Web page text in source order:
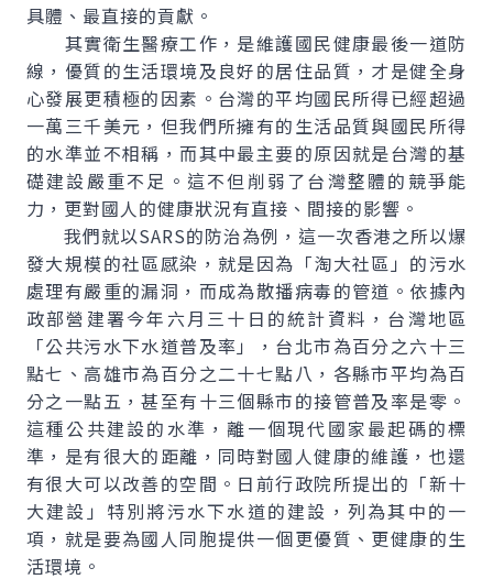
具體、最直接的貢獻。
其實衛生醫療工作，是維護國民健康最後一道防
線，優質的生活環境及良好的居住品質，才是健全身
心發展更積極的因素。台灣的平均國民所得已經超過
一萬三千美元，但我們所擁有的生活品質與國民所得
的水準並不相稱，而其中最主要的原因就是台灣的基
礎建設嚴重不足。這不但削弱了台灣整體的競爭能
力，更對國人的健康狀況有直接、間接的影響。
我們就以SARS的防治為例，這一次香港之所以爆
發大規模的社區感染，就是因為「淘大社區」的污水
處理有嚴重的漏洞，而成為散播病毒的管道。依據內
政部營建署今年六月三十日的統計資料，台灣地區
「公共污水下水道普及率」，台北市為百分之六十三
點七、高雄市為百分之二十七點八，各縣市平均為百
分之一點五，甚至有十三個縣市的接管普及率是零。
這種公共建設的水準，離一個現代國家最起碼的標
準，是有很大的距離，同時對國人健康的維護，也還
有很大可以改善的空間。日前行政院所提出的「新十
大建設」特別將污水下水道的建設，列為其中的一
項，就是要為國人同胞提供一個更優質、更健康的生
活環境。